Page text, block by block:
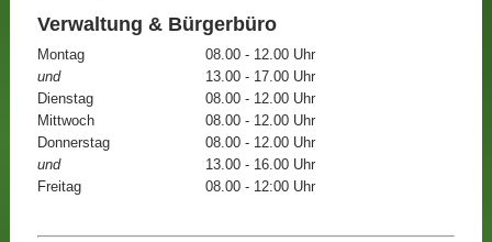
Verwaltung & Bürgerbüro
Montag
08.00 - 12.00 Uhr
und
13.00 - 17.00 Uhr
Dienstag
08.00 - 12.00 Uhr
Mittwoch
08.00 - 12.00 Uhr
Donnerstag
08.00 - 12.00 Uhr
und
13.00 - 16.00 Uhr
Freitag
08.00 - 12:00 Uhr